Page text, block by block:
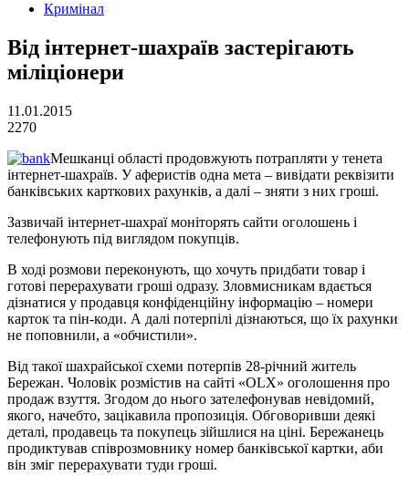
Кримінал
Від інтернет-шахраїв застерігають
міліціонери
11.01.2015
2270
Мешканці області продовжують потрапляти у тенета
інтернет-шахраїв. У аферистів одна мета – вивідати реквізити
банківських карткових рахунків, а далі – зняти з них гроші.
Зазвичай інтернет-шахраї моніторять сайти оголошень і
телефонують під виглядом покупців.
В ході розмови переконують, що хочуть придбати товар і
готові перерахувати гроші одразу. Зловмисникам вдається
дізнатися у продавця конфіденційну інформацію – номери
карток та пін-коди. А далі потерпілі дізнаються, що їх рахунки
не поповнили, а «обчистили».
Від такої шахрайської схеми потерпів 28-річний житель
Бережан. Чоловік розмістив на сайті «OLX» оголошення про
продаж взуття. Згодом до нього зателефонував невідомий,
якого, начебто, зацікавила пропозиція. Обговоривши деякі
деталі, продавець та покупець зійшлися на ціні. Бережанець
продиктував співрозмовнику номер банківської картки, аби
він зміг перерахувати туди гроші.